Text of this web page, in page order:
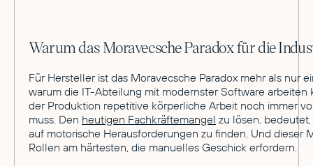
Warum das Moravecsche Paradox für die
Für Hersteller ist das Moravecsche Paradox mehr als nur
warum die IT-Abteilung mit modernster Software arbeiten
der Produktion repetitive körperliche Arbeit noch immer
muss. Den heutigen Fachkräftemangel zu lösen,
auf motorische Herausforderungen zu finden. Und dieser
Rollen am härtesten, die manuelles Geschick erfordern.